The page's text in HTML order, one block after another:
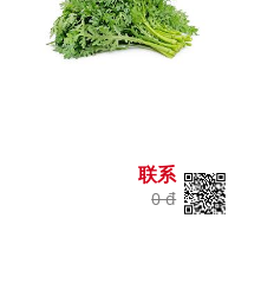
联系
0 đ